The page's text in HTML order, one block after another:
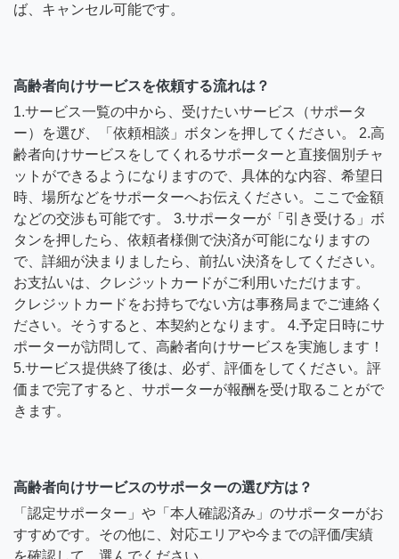
ば、キャンセル可能です。
高齢者向けサービスを依頼する流れは？
1.サービス一覧の中から、受けたいサービス（サポータ
ー）を選び、「依頼相談」ボタンを押してください。 2.高
齢者向けサービスをしてくれるサポーターと直接個別チャ
ットができるようになりますので、具体的な内容、希望日
時、場所などをサポーターへお伝えください。ここで金額
などの交渉も可能です。 3.サポーターが「引き受ける」ボ
タンを押したら、依頼者様側で決済が可能になりますの
で、詳細が決まりましたら、前払い決済をしてください。
お支払いは、クレジットカードがご利用いただけます。
クレジットカードをお持ちでない方は事務局までご連絡く
ださい。そうすると、本契約となります。 4.予定日時にサ
ポーターが訪問して、高齢者向けサービスを実施します！
5.サービス提供終了後は、必ず、評価をしてください。評
価まで完了すると、サポーターが報酬を受け取ることがで
きます。
高齢者向けサービスのサポーターの選び方は？
「認定サポーター」や「本人確認済み」のサポーターがお
すすめです。その他に、対応エリアや今までの評価/実績
を確認して、選んでください。